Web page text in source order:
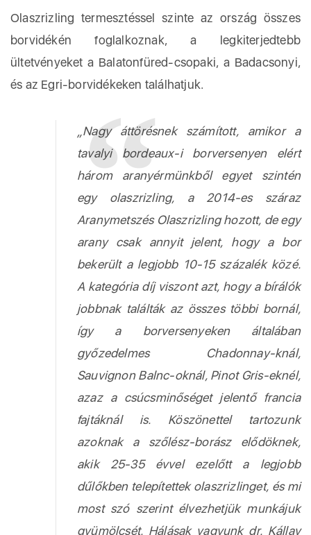
Olaszrizling termesztéssel szinte az ország összes
borvidékén foglalkoznak, a legkiterjedtebb
ültetvényeket a Balatonfüred-csopaki, a Badacsonyi,
és az Egri-borvidékeken találhatjuk.
„Nagy áttörésnek számított, amikor a
tavalyi bordeaux-i borversenyen elért
három aranyérmünkből egyet szintén
egy olaszrizling, a 2014-es száraz
Aranymetszés Olaszrizling hozott, de egy
arany csak annyit jelent, hogy a bor
bekerült a legjobb 10-15 százalék közé.
A kategória díj viszont azt, hogy a bírálók
jobbnak találták az összes többi bornál,
így a borversenyeken általában
győzedelmes Chadonnay-knál,
Sauvignon Balnc-oknál, Pinot Gris-eknél,
azaz a csúcsminőséget jelentő francia
fajtáknál is. Köszönettel tartozunk
azoknak a szőlész-borász elődöknek,
akik 25-35 évvel ezelőtt a legjobb
dűlőkben telepítettek olaszrizlinget, és mi
most szó szerint élvezhetjük munkájuk
gyümölcsét. Hálásak vagyunk dr. Kállay